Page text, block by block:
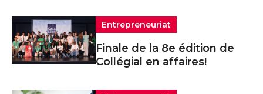
Entrepreneuriat
Finale de la 8e édition de
Collégial en affaires!